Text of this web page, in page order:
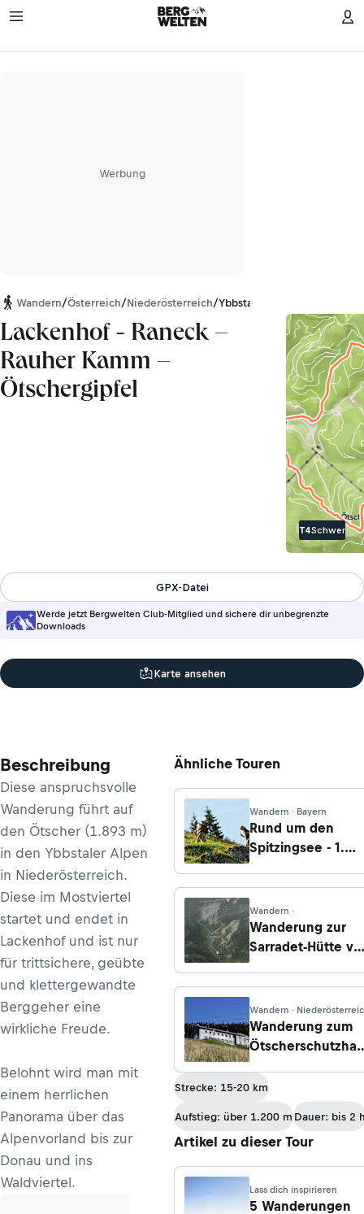
Werbung
Wandern/Österreich/Niederösterreich/Ybbstaler Alpen
Lackenhof - Raneck –
Rauher Kamm –
Ötschergipfel
T4Schwer
Werde jetzt Bergwelten Club-Mitglied und sichere dir unbegrenzte
Downloads
GPX-Datei
Karte ansehen
Beschreibung
Diese anspruchsvolle
Wanderung führt auf
den Ötscher (1.893 m)
in den Ybbstaler Alpen
in Niederösterreich.
Diese im Mostviertel
startet und endet in
Lackenhof und ist nur
für trittsichere, geübte
und klettergewandte
Berggeher eine
wirkliche Freude.
Belohnt wird man mit
einem herrlichen
Panorama über das
Alpenvorland bis zur
Donau und ins
Waldviertel.
Ähnliche Touren
Wandern · Bayern
Rund um den
Spitzingsee - 1.
- Taubensteinhaus
Wandern ·
Wanderung zur
Sarradet-Hütte
Wandern ·
Wanderung zum
Strecke: 15-20 km
Aufstieg: über 1.200 m Dauer: bis 2
Artikel zu dieser Tour
Lass dich inspirieren
5 Wanderungen